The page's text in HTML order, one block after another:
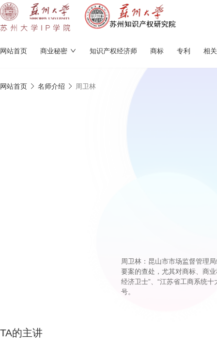
网站首页 商业秘密 知识产权经济师 商标 专利 相
网站首页 名师介绍 周卫林
周卫林：昆山市市场监督管理
要案的查处，尤其对商标、商
经济卫士”、“江苏省工商系统
号。
TA的主讲